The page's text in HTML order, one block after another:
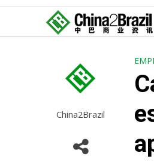
China2Brazil